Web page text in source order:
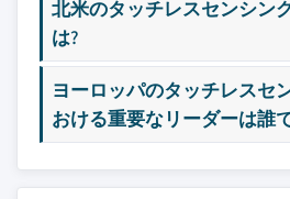
8.4.6 アジア太平洋その
8.5.1 ブラジル
8.5.2 メキシコ
8.5.3 ラテンアメリカそ
8.6 中東・アフリカ
9.16 Pebbles Interfaces Ltd.
9.19 Somalytics, Inc.
主要な競合他社が見当たり
北米のタッチレスセンシン
は?
ヨーロッパのタッチレスセ
おける重要なリーダーは誰